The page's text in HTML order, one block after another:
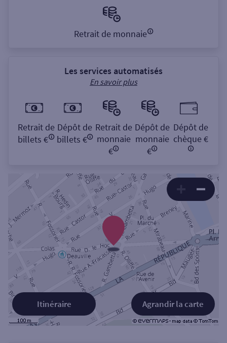
Retrait de monnaie
Les services automatisés
En savoir plus
Retrait de
billets €
Dépôt de
billets €
Retrait de
monnaie
€
Dépôt de
monnaie
€
Dépôt de
chèque €
Agrandir la carte
Itinéraire